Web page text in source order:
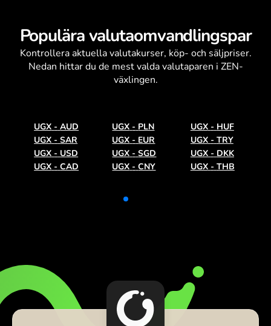
Populära valutaomvandlingspar
Kontrollera aktuellavalutakurser, köp- och säljpriser.
Nedan hittar du de mest valda valutaparen i ZEN-
växlingen.
UGX - AUD UGX - PLN UGX - HUF
UGX - SAR UGX - EUR UGX - TRY
UGX - USD UGX - SGD UGX - DKK
UGX - CAD UGX - CNY UGX - THB